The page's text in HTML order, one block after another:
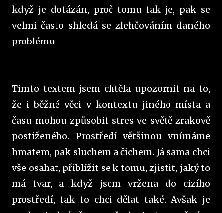
když je dotázán, proč tomu tak je, pak se
velmi často shledá se zlehčováním daného
problému.
Tímto textem jsem chtěla upozornit na to,
že i běžné věci v kontextu jiného místa a
času mohou způsobit stres ve světě zrakově
postiženého. Prostředí většinou vnímáme
hmatem, pak sluchem a čichem. Já sama chci
vše osahat, přiblížit se k tomu, zjistit, jaký to
má tvar, a když jsem vržena do cizího
prostředí, tak to chci dělat také. Avšak je